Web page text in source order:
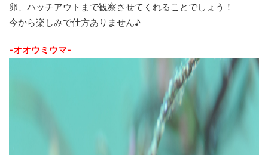
卵、ハッチアウトまで観察させてくれることでしょう！
今から楽しみで仕方ありません♪
-オオウミウマ-